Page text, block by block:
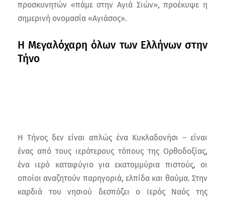
προσκυνητών «πάμε στην Αγιά Σιών», προέκυψε η
σημερινή ονομασία «Αγιάσος».
Η Μεγαλόχαρη όλων των Ελλήνων στην
Τήνο
Η Τήνος δεν είναι απλώς ένα Κυκλαδονήσι – είναι
ένας από τους ιερότερους τόπους της Ορθοδοξίας,
ένα ιερό καταφύγιο για εκατομμύρια πιστούς, οι
οποίοι αναζητούν παρηγοριά, ελπίδα και θαύμα. Στην
καρδιά του νησιού δεσπόζει ο Ιερός Ναός της